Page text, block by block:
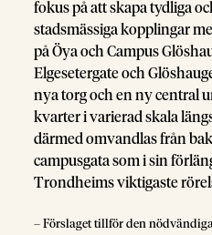
fokus på att skapa tydliga
stadsmässiga kopplingar
på Öya och Campus
Elgesetergate och
nya torg och en ny central
kvarter i varierad skala
därmed omvandlas från
campusgata som i sin
Trondheims viktigaste
– Förslaget tillför den